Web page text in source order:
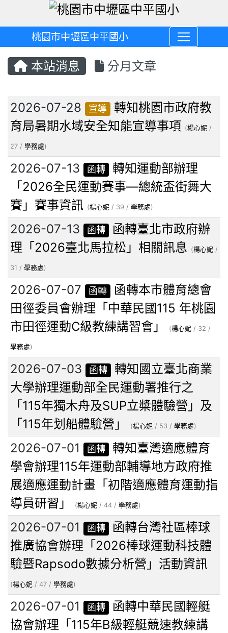
桃園市中壢區中平國小
本站消息 分月文章
文章列表
2026-07-28 宣導
轉知桃園市政府教
育局暑期水域安全知能宣導事項 (楊心妮 /
27 / 學務處)
2026-07-13 函轉
轉知運動部辦理
「2026全民運動賽事—總統盃街舞大
賽」賽事資訊 (楊心妮 / 39 / 學務處)
2026-07-13 函轉
函轉臺北市政府辦
理「2026臺北馬拉松」相關訊息 (楊心妮 /
31 / 學務處)
2026-07-07 函轉
函轉本市體育總會
田徑委員會辦理「中華民國115 年桃園
市田徑運動C級教練講習會」
(楊心妮 / 32 /
學務處)
2026-07-03 函轉
轉知國立臺北商業
大學辦理運動部全民運動署推行之
「115年獨木舟及SUP立槳體驗營」及
「115年划船體驗營」
(楊心妮 / 53 / 學務處)
2026-07-01 函轉
轉知臺灣適應體育
學會辦理115年運動部輔導地方政府推
展適應運動計畫「初階適應體育運動指
導員研習」
(楊心妮 / 44 / 學務處)
2026-07-01 函轉
函轉台灣社區棒球
推廣協會辦理「2026棒球運動科技體
驗暨Rapsodo數據分析營」活動資訊
(楊心妮 / 47 / 學務處)
2026-07-01 函轉
函轉中華民國輕艇
協會辦理「115年B級輕艇競速教練講